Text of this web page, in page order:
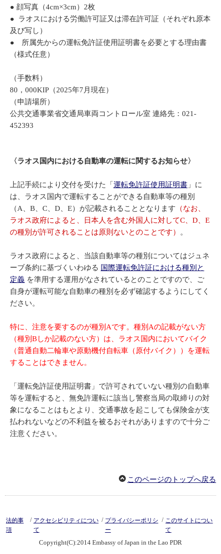
● 顔写真（4cm×3cm）2枚
● ラオスにおける労働許可証又は滞在許可証（それぞれ原本
及び写し）
● 所属先からの運転免許証使用証明書を必要とする理由書
（様式任意）
（手数料）
80，000KIP（2025年7月現在）
（申請場所）
公共交通事業省交通局車両コントロール室 連絡先：021-
452393
〈ラオス国内における自動車の運転に関するお知らせ〉
上記手続により交付を受けた「 運転免許証使用証明書 」に
は、ラオス国内で運転することができる自動車等の種別
（A、B、C、D、E）が記載されることとなります （なお、
ラオス政府によると、日本人を含む外国人に対してC、D、E
の種別が許可されることは原則ないとのことです） 。
ラオス政府によると、当該自動車等の種別についてはジュネ
ーブ条約に基づくいわゆる 国際運転免許証における種別と
定義 を準用する運用がなされているとのことですので、ご
自身が運転可能な自動車の種別を必ず確認するようにしてく
ださい。
特に、注意を要するのが種別Aです。種別Aの記載がない方
（種別Bしか記載のない方）は、ラオス国内においてバイク
（普通自動二輪車や原動機付自転車（原付バイク））を運転
することはできません。
「運転免許証使用証明書」で許可されていない種別の自動車
等を運転すると、無免許運転に該当し警察当局の取締りの対
象になることはもとより、交通事故を起こしても保険金が支
払われないなどの不利益を被るおそれがありますので十分ご
注意ください。
このページのトップへ戻る
法的事
項
/ アクセシビリティについ
て
/ プライバシーポリシ
ー
/ このサイトについ
て
Copyright(C):2014 Embassy of Japan in the Lao PDR